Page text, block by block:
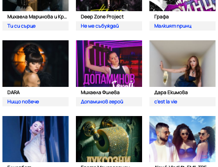
Михаела Маринова и Кристиан Костов
Ти си сърце
Deep Zone Project
Не ме събуждай
Графа
Малкият принц
DARA
Нищо повече
Михаела Филева
Допаминов герой
Дара Екимова
c'est la vie